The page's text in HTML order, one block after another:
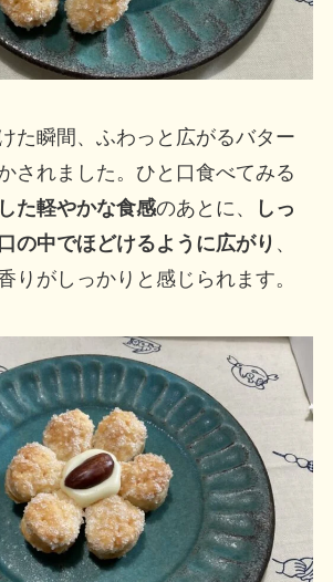
た瞬間、ふわっと広がるバター
されました。ひと口食べてみる
た軽やかな食感のあとに、
しっ
の中でほどけるように広がり 、
りがしっかりと感じられます。